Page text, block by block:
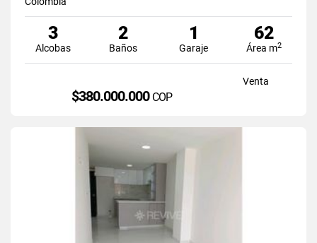
3
Alcobas
2
Baños
1
Garaje
62
Área m2
Venta
$380.000.000 COP